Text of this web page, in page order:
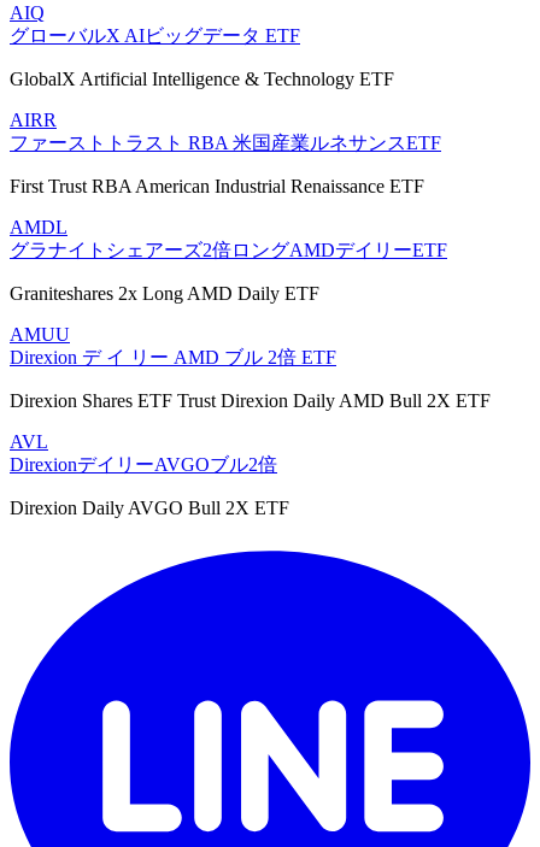
AIQ
グローバルX AIビッグデータ ETF
GlobalX Artificial Intelligence & Technology ETF
AIRR
ファーストトラスト RBA 米国産業ルネサンスETF
First Trust RBA American Industrial Renaissance ETF
AMDL
グラナイトシェアーズ2倍ロングAMDデイリーETF
Graniteshares 2x Long AMD Daily ETF
AMUU
Direxion デ イ リー AMD ブル 2倍 ETF
Direxion Shares ETF Trust Direxion Daily AMD Bull 2X ETF
AVL
DirexionデイリーAVGOブル2倍
Direxion Daily AVGO Bull 2X ETF